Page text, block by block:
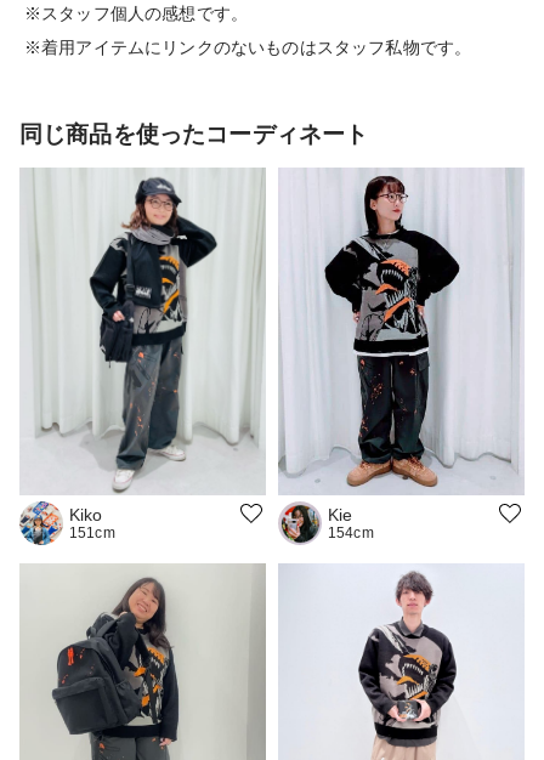
※スタッフ個人の感想です。
※着用アイテムにリンクのないものはスタッフ私物です。
同じ商品を使ったコーディネート
Kiko
151cm
Kie
154cm